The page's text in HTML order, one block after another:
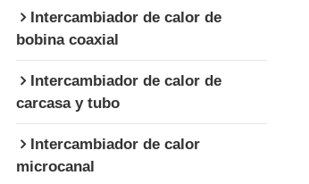
Intercambiador de calor de
bobina coaxial
Intercambiador de calor de
carcasa y tubo
Intercambiador de calor
microcanal